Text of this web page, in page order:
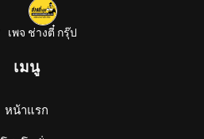
เพจ ช่างตี๋ กรุ๊ป
เมนู
หน้าแรก